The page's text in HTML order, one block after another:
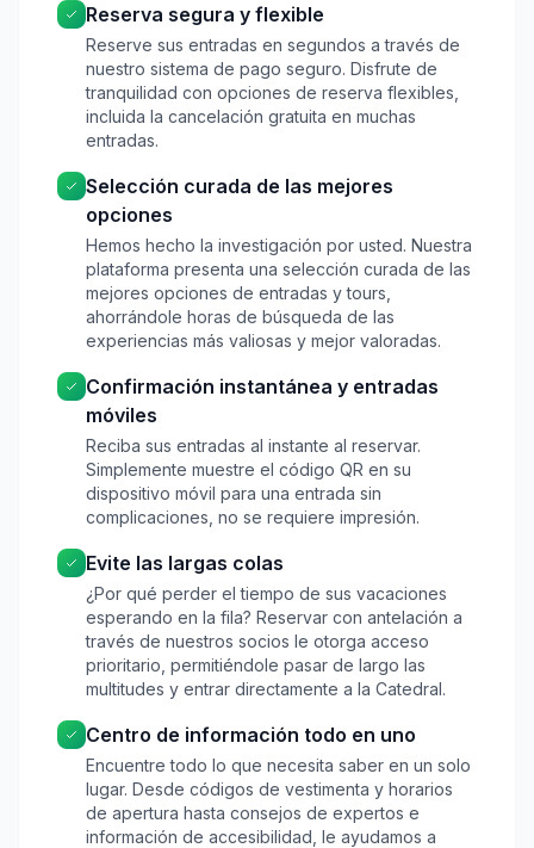
Reserva segura y flexible
Reserve sus entradas en segundos a través de
nuestro sistema de pago seguro. Disfrute de
tranquilidad con opciones de reserva flexibles,
incluida la cancelación gratuita en muchas
entradas.
Selección curada de las mejores
opciones
Hemos hecho la investigación por usted. Nuestra
plataforma presenta una selección curada de las
mejores opciones de entradas y tours,
ahorrándole horas de búsqueda de las
experiencias más valiosas y mejor valoradas.
Confirmación instantánea y entradas
móviles
Reciba sus entradas al instante al reservar.
Simplemente muestre el código QR en su
dispositivo móvil para una entrada sin
complicaciones, no se requiere impresión.
Evite las largas colas
¿Por qué perder el tiempo de sus vacaciones
esperando en la fila? Reservar con antelación a
través de nuestros socios le otorga acceso
prioritario, permitiéndole pasar de largo las
multitudes y entrar directamente a la Catedral.
Centro de información todo en uno
Encuentre todo lo que necesita saber en un solo
lugar. Desde códigos de vestimenta y horarios
de apertura hasta consejos de expertos e
información de accesibilidad, le ayudamos a